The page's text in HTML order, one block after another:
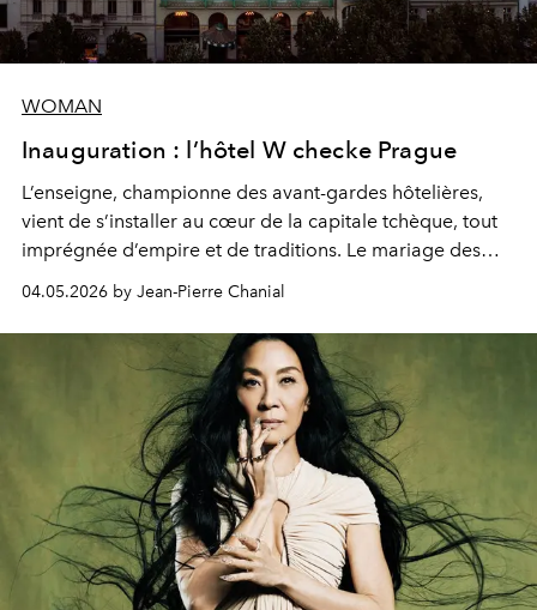
WOMAN
Inauguration : l’hôtel W checke Prague
L’enseigne, championne des avant-gardes hôtelières,
vient de s’installer au cœur de la capitale tchèque, tout
imprégnée d’empire et de traditions. Le mariage des
04.05.2026 by Jean-Pierre Chanial